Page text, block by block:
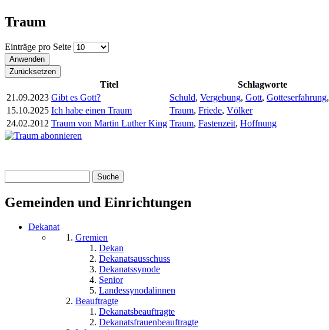
Traum
Einträge pro Seite
Titel Schlagworte
21.09.2023 Gibt es Gott? Schuld, Vergebung, Gott, Gotteserfahrung,
15.10.2025 Ich habe einen Traum Traum, Friede, Völker
24.02.2012 Traum von Martin Luther King Traum, Fastenzeit, Hoffnung
Gemeinden und Einrichtungen
Dekanat
Gremien
Dekan
Dekanatsausschuss
Dekanatssynode
Senior
Landessynodalinnen
Beauftragte
Dekanatsbeauftragte
Dekanatsfrauenbeauftragte